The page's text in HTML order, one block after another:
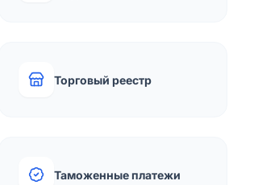
Торговый реестр
Таможенные платежи